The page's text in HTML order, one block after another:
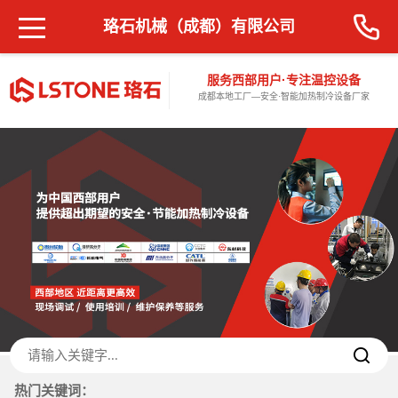
服务西部用户·专注温控设备
成都本地工厂—安全·智能加热制冷设备厂家
珞石机械（成都）有限公司
热门关键词：